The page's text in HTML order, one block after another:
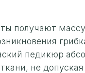
получают
педикюр
не